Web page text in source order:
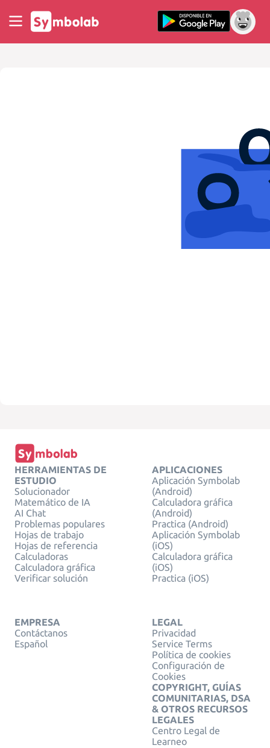
HERRAMIENTAS DE
ESTUDIO
Solucionador
Matemático de IA
AI Chat
Problemas populares
Hojas de trabajo
Hojas de referencia
Calculadoras
Calculadora gráfica
Verificar solución
APLICACIONES
Aplicación Symbolab
(Android)
Calculadora gráfica
(Android)
Practica (Android)
Aplicación Symbolab
(iOS)
Calculadora gráfica
(iOS)
Practica (iOS)
EMPRESA
Contáctanos
Español
LEGAL
Privacidad
Service Terms
Política de cookies
Configuración de
Cookies
COPYRIGHT, GUÍAS
COMUNITARIAS, DSA
& OTROS RECURSOS
LEGALES
Centro Legal de
Learneo